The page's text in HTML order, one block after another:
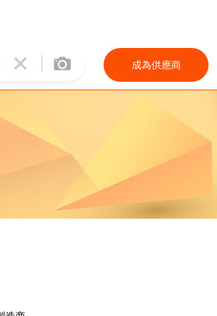
成為供應商